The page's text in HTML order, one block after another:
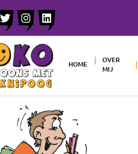
HOME
OVER
MIJ